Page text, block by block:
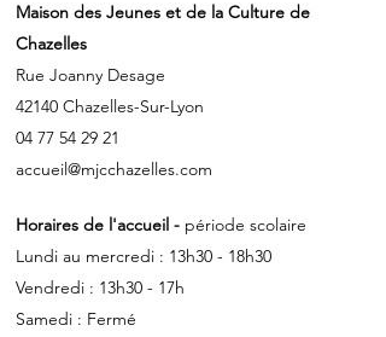
Maison des Jeunes et de la Culture de
Chazelles
Rue Joanny Desage
42140 Chazelles-Sur-Lyon
04 77 54 29 21
accueil@mjcchazelles.com
Horaires de l'accueil - période scolaire
Lundi au mercredi : 13h30 - 18h30
Vendredi : 13h30 - 17h
Samedi : Fermé